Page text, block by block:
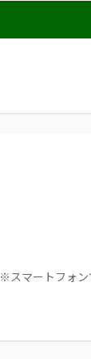
※スマートフォン